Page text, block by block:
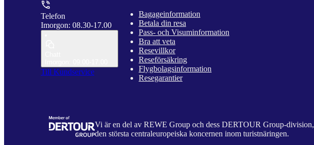
Telefon
Imorgon: 08.30-17.00
Till Kundservice
Bagageinformation
Betala din resa
Pass- och Visuminformation
Bra att veta
Resevillkor
Reseförsäkring
Flygbolagsinformation
Resegarantier
Vi är en del av REWE Group och dess DERTOUR Group-division,
den största centraleuropeiska koncernen inom turistnäringen.